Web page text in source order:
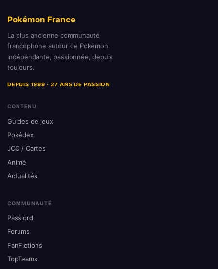
Pokémon France
La plus ancienne communauté
francophone autour de Pokémon.
Indépendante, passionnée, depuis
toujours.
DEPUIS 1999 · 27 ANS DE PASSION
CONTENU
Guides de jeux
Pokédex
JCC / Cartes
Animé
Actualités
COMMUNAUTÉ
Passlord
Forums
FanFictions
TopTeams